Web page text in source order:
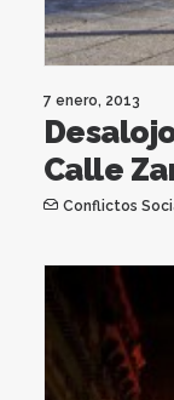
7 enero, 2013
Calle
Conflictos